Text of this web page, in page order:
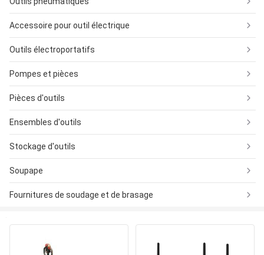
Accessoire pour outil électrique
Outils électroportatifs
Pompes et pièces
Pièces d'outils
Ensembles d'outils
Stockage d'outils
Soupape
Fournitures de soudage et de brasage